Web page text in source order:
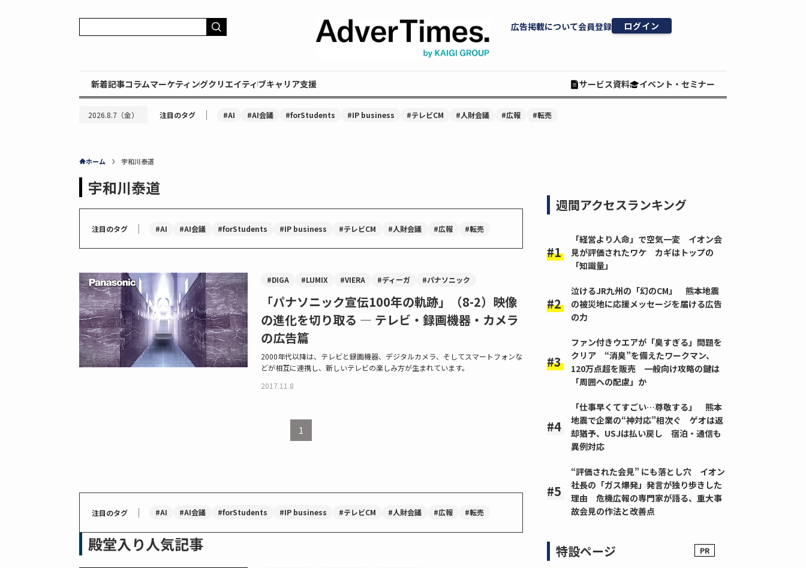
広告掲載について会員登録 ログイン
新着記事コラムマーケティングクリエイティブキャリア支援 サービス資料 イベント・セミナー
2026.8.7（金） 注目のタグ ｜ #AI #AI会議 #forStudents #IP business #テレビCM #人財会議 #広報 #転売
ホーム 宇和川泰道
宇和川泰道
注目のタグ ｜ #AI #AI会議 #forStudents #IP business #テレビCM #人財会議 #広報 #転売
#DIGA #LUMIX #VIERA #ディーガ #パナソニック
「パナソニック宣伝100年の軌跡」（8-2）映像
の進化を切り取る — テレビ・録画機器・カメラ
の広告篇
2000年代以降は、テレビと録画機器、デジタルカメラ、そしてスマートフォンな
どが相互に連携し、新しいテレビの楽しみ方が生まれています。
2017.11.8
1
注目のタグ ｜ #AI #AI会議 #forStudents #IP business #テレビCM #人財会議 #広報 #転売
殿堂入り人気記事
週間アクセスランキング
「経営より人命」で空気一変 イオン会
見が評価されたワケ カギはトップの
「知識量」
泣けるJR九州の「幻のCM」 熊本地震
の被災地に応援メッセージを届ける広告
の力
ファン付きウエアが「臭すぎる」問題を
クリア “消臭”を備えたワークマン、
120万点超を販売 一般向け攻略の鍵は
「周囲への配慮」か
「仕事早くてすごい…尊敬する」 熊本
地震で企業の“神対応”相次ぐ ゲオは返
却猶予、USJは払い戻し 宿泊・通信も
異例対応
“評価された会見” にも落とし穴 イオン
社長の「ガス爆発」発言が独り歩きした
理由 危機広報の専門家が語る、重大事
故会見の作法と改善点
特設ページ